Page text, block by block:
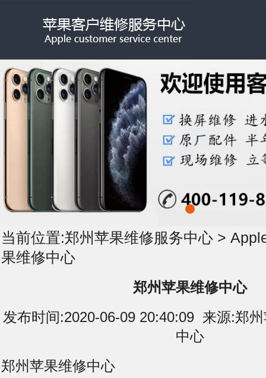
当前位置:郑州苹果维修服务中心 >
果维修中心
郑州苹果维修中心
发布时间:2020-06-09 20:40:09 来源:郑
中心
郑州苹果维修中心